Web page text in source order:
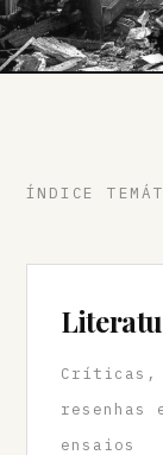
ÍNDICE
Críticas,
resenhas
ensaios